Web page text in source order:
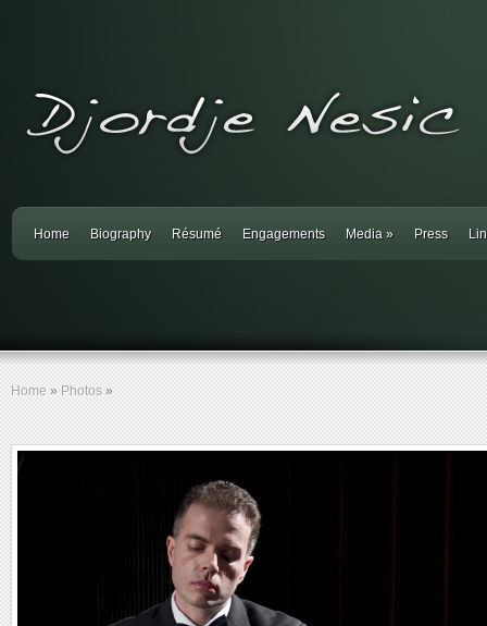
Home Biography Résumé Engagements Media » Press
Home » Photos »